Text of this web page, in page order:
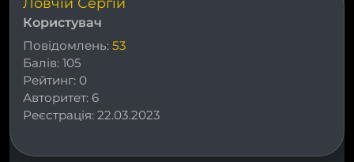
Користувач
Повідомлень: 53
Балів: 105
Рейтинг: 0
Авторитет: 6
Реєстрація: 22.03.2023